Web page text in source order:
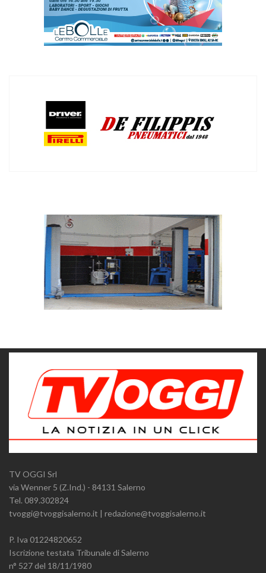
TV OGGI Srl
via Wenner 5 (Z.Ind.) - 84131 Salerno
Tel. 089.302824
tvoggi@tvoggisalerno.it | redazione@tvoggisalerno.it
P. Iva 01224820652
Iscrizione testata Tribunale di Salerno
n° 527 del 18/11/1980